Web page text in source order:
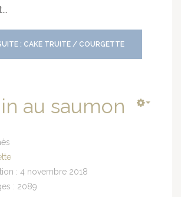
: CAKE TRUITE / COURGETTE
au saumon
: 4 novembre 2018
: 2089